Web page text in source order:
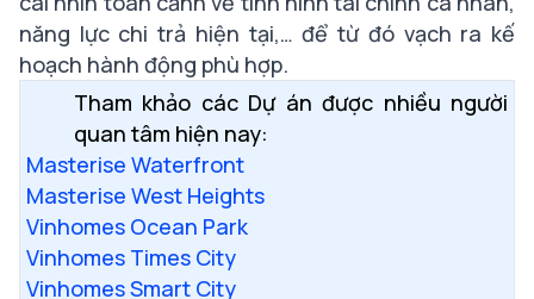
năng lực chi trả hiện tại,… để từ đó vạch ra kế
hoạch hành động phù hợp.
Tham khảo các Dự án được nhiều người
quan tâm hiện nay:
Masterise Waterfront
Masterise West Heights
Vinhomes Ocean Park
Vinhomes Times City
Vinhomes Smart City